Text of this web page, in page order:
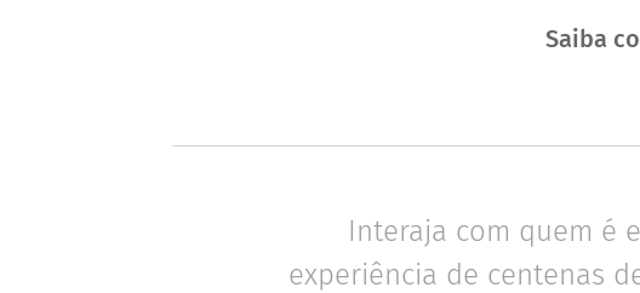
Saiba
Interaja com quem é
experiência de centenas